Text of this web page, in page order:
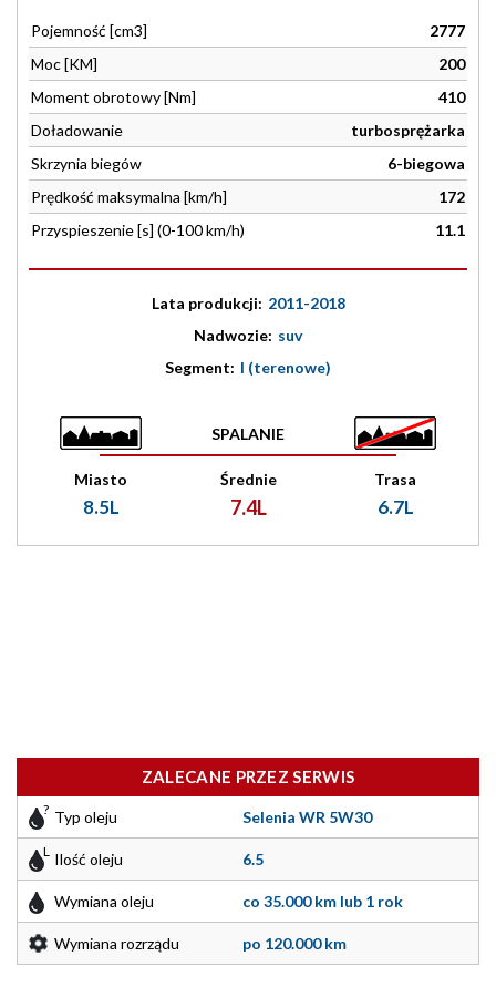
Pojemność [cm3]
2777
Moc [KM]
200
Moment obrotowy [Nm]
410
Doładowanie
turbosprężarka
Skrzynia biegów
6-biegowa
Prędkość maksymalna [km/h]
172
Przyspieszenie [s] (0-100 km/h)
11.1
Lata produkcji: 2011-2018
Nadwozie: suv
Segment: I (terenowe)
SPALANIE
Miasto
8.5L
Średnie
7.4L
Trasa
6.7L
ZALECANE PRZEZ SERWIS
Typ oleju Selenia WR 5W30
Ilość oleju 6.5
Wymiana oleju co 35.000 km lub 1 rok
Wymiana rozrządu po 120.000 km